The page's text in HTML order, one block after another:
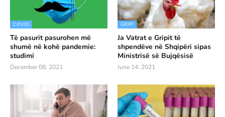
COVID
Të pasurit pasurohen më
shumë në kohë pandemie:
studimi
December 08, 2021
GRIPI
Ja Vatrat e Gripit të
shpendëve në Shqipëri sipas
Ministrisë së Bujqësisë
June 14, 2021